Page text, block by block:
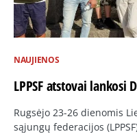
NAUJIENOS
LPPSF atstovai lankosi
Rugsėjo 23-26 dienomis
sąjungų federacijos